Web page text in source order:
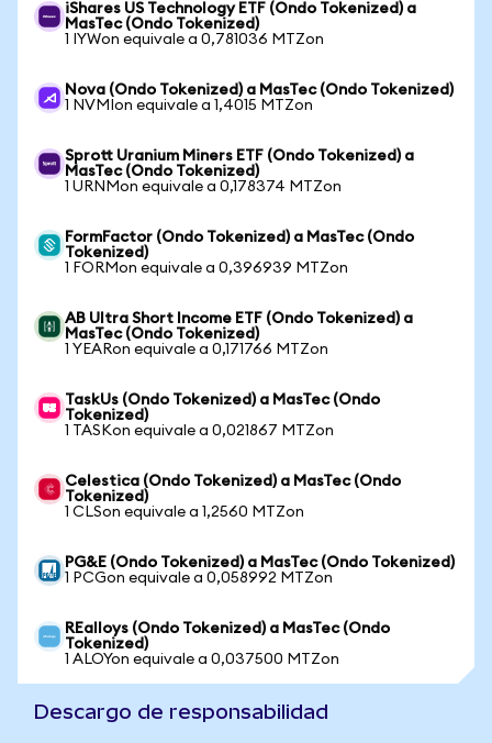
iShares US Technology ETF (Ondo Tokenized) a
MasTec (Ondo Tokenized)
1 IYWon equivale a 0,781036 MTZon
Nova (Ondo Tokenized) a MasTec (Ondo Tokenized)
1 NVMIon equivale a 1,4015 MTZon
Sprott Uranium Miners ETF (Ondo Tokenized) a
MasTec (Ondo Tokenized)
1 URNMon equivale a 0,178374 MTZon
FormFactor (Ondo Tokenized) a MasTec (Ondo
Tokenized)
1 FORMon equivale a 0,396939 MTZon
AB Ultra Short Income ETF (Ondo Tokenized) a
MasTec (Ondo Tokenized)
1 YEARon equivale a 0,171766 MTZon
TaskUs (Ondo Tokenized) a MasTec (Ondo
Tokenized)
1 TASKon equivale a 0,021867 MTZon
Celestica (Ondo Tokenized) a MasTec (Ondo
Tokenized)
1 CLSon equivale a 1,2560 MTZon
PG&E (Ondo Tokenized) a MasTec (Ondo Tokenized)
1 PCGon equivale a 0,058992 MTZon
REalloys (Ondo Tokenized) a MasTec (Ondo
Tokenized)
1 ALOYon equivale a 0,037500 MTZon
Descargo de responsabilidad